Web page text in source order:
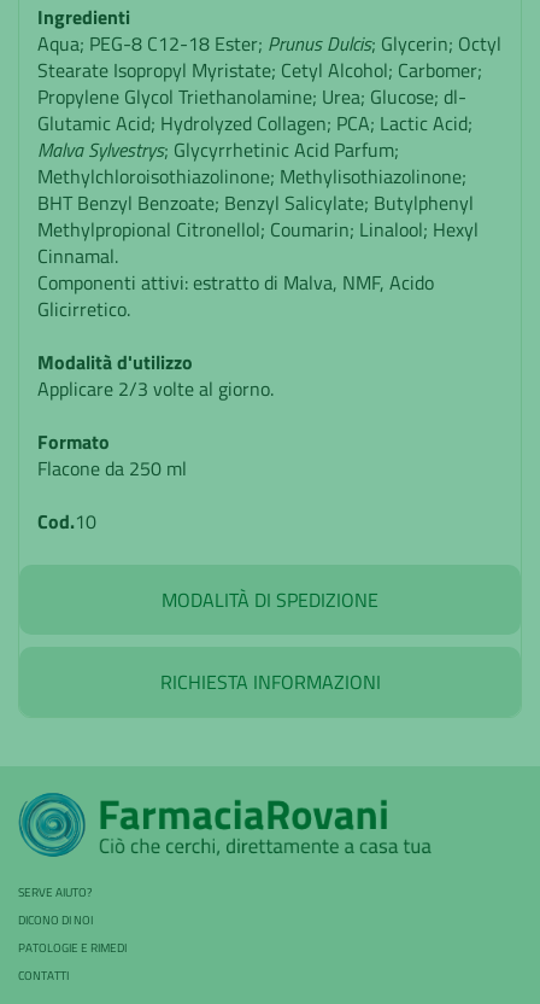
Ingredienti
Aqua; PEG-8 C12-18 Ester; Prunus Dulcis; Glycerin; Octyl
Stearate Isopropyl Myristate; Cetyl Alcohol; Carbomer;
Propylene Glycol Triethanolamine; Urea; Glucose; dl-
Glutamic Acid; Hydrolyzed Collagen; PCA; Lactic Acid;
Malva Sylvestrys; Glycyrrhetinic Acid Parfum;
Methylchloroisothiazolinone; Methylisothiazolinone;
BHT Benzyl Benzoate; Benzyl Salicylate; Butylphenyl
Methylpropional Citronellol; Coumarin; Linalool; Hexyl
Cinnamal.
Componenti attivi: estratto di Malva, NMF, Acido
Glicirretico.
Modalità d'utilizzo
Applicare 2/3 volte al giorno.
Formato
Flacone da 250 ml
Cod.10
MODALITÀ DI SPEDIZIONE
RICHIESTA INFORMAZIONI
SERVE AIUTO?
DICONO DI NOI
PATOLOGIE E RIMEDI
CONTATTI